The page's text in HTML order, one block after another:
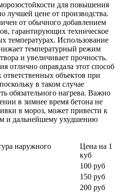
для повышения
лучшей цене от производства.
от обычного добавлением
гарантирующих техническое
температурах. Использование
температурный режим
и увеличивает прочность.
отлично оправдала этот способ
ответственных объектов при
в таком случае
обязательного нагрева. Важно
в зимнее время бетона не
в мороз, может привести к
и дальнейшему ухудшению
наружного
Цена на 1
куб
100 руб
150 руб
200 руб